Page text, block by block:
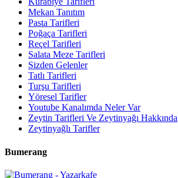
Mekan Tanıtım
Pasta Tarifleri
Poğaça Tarifleri
Reçel Tarifleri
Salata Meze Tarifleri
Sizden Gelenler
Tatlı Tarifleri
Turşu Tarifleri
Yöresel Tarifler
Youtube Kanalımda Neler Var
Zeytin Tarifleri Ve Zeytinyağı Hakkında
Zeytinyağlı Tarifler
Bumerang